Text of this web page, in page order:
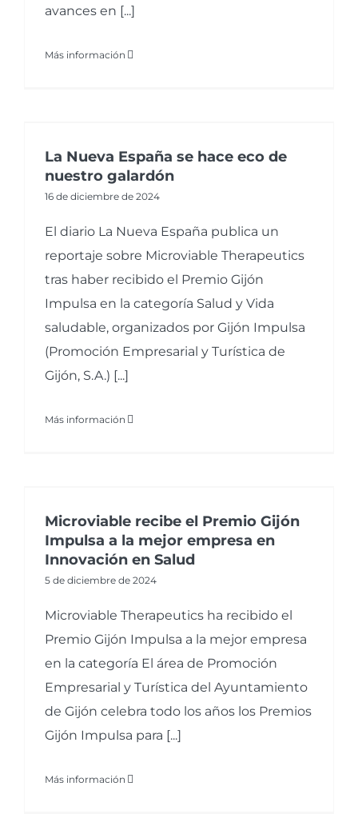
avances en [...]
Más información
La Nueva España se hace eco de
nuestro galardón
16 de diciembre de 2024
El diario La Nueva España publica un
reportaje sobre Microviable Therapeutics
tras haber recibido el Premio Gijón
Impulsa en la categoría Salud y Vida
saludable, organizados por Gijón Impulsa
(Promoción Empresarial y Turística de
Gijón, S.A.) [...]
Más información
Microviable recibe el Premio Gijón
Impulsa a la mejor empresa en
Innovación en Salud
5 de diciembre de 2024
Microviable Therapeutics ha recibido el
Premio Gijón Impulsa a la mejor empresa
en la categoría El área de Promoción
Empresarial y Turística del Ayuntamiento
de Gijón celebra todo los años los Premios
Gijón Impulsa para [...]
Más información